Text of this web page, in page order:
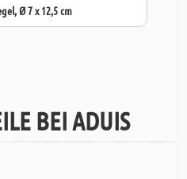
Ø 7 x 12,5 cm
BEI ADUIS